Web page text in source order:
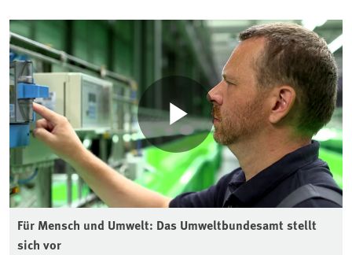
Für Mensch und Umwelt: Das Umweltbundesamt stellt
sich vor